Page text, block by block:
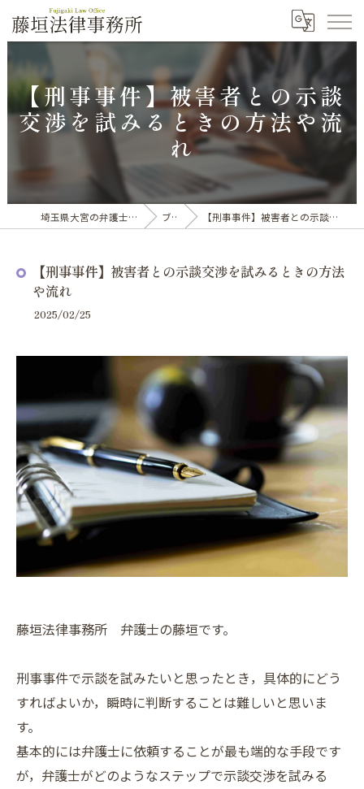
【刑事事件】被害者との示談
交渉を試みるときの方法や流
れ
埼玉県大宮の弁護士なら藤垣法律事務所 ブログ 【刑事事件】被害者との示談交渉を試みるときの方法や流れ
【刑事事件】被害者との示談交渉を試みるときの方法
や流れ
2025/02/25
藤垣法律事務所 弁護士の藤垣です。
刑事事件で示談を試みたいと思ったとき，具体的にどう
すればよいか，瞬時に判断することは難しいと思いま
す。
基本的には弁護士に依頼することが最も端的な手段です
が，弁護士がどのようなステップで示談交渉を試みる